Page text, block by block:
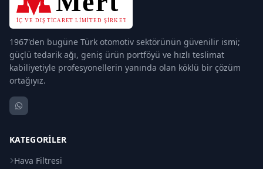
1967'den bugüne Türk otomotiv sektörünün güvenilir ismi;
güçlü tedarik ağı, geniş ürün portföyü ve hızlı teslimat
kabiliyetiyle profesyonellerin yanında olan köklü bir çözüm
ortağıyız.
KATEGORILER
Hava Filtresi